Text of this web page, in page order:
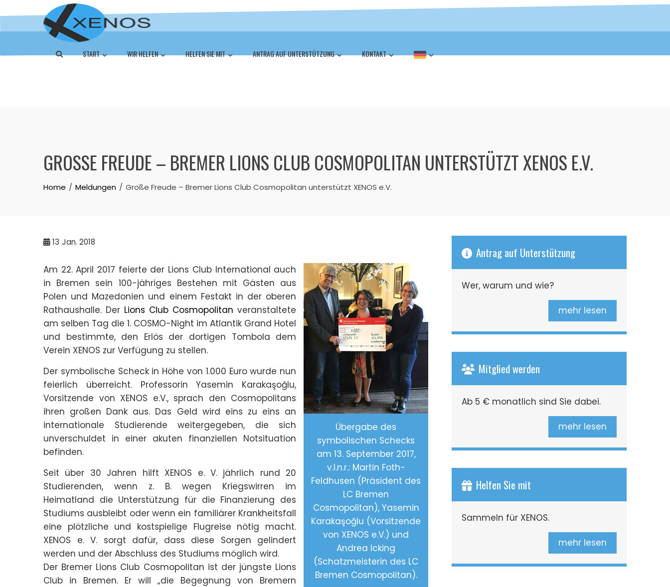
START WIR HELFEN HELFEN SIE MIT ANTRAG AUF UNTERSTÜTZUNG KONTAKT
GROSSE FREUDE – BREMER LIONS CLUB COSMOPOLITAN UNTERSTÜTZT XENOS E.V.
Home Meldungen Große Freude – Bremer Lions Club Cosmopolitan unterstützt XENOS e.V.
13 Jan. 2018
Übergabe des
symbolischen Schecks
am 13. September 2017,
v.l.n.r.: Martin Foth-
Feldhusen (Präsident des
LC Bremen
Cosmopolitan), Yasemin
Karakaşoğlu (Vorsitzende
von XENOS e.V.) und
Andrea Icking
(Schatzmeisterin des LC
Bremen Cosmopolitan).
Am 22. April 2017 feierte der Lions Club International auch
in Bremen sein 100-jähriges Bestehen mit Gästen aus
Polen und Mazedonien und einem Festakt in der oberen
Rathaushalle. Der Lions Club Cosmopolitan veranstaltete
am selben Tag die 1. COSMO-Night im Atlantik Grand Hotel
und bestimmte, den Erlös der dortigen Tombola dem
Verein XENOS zur Verfügung zu stellen.
Der symbolische Scheck in Höhe von 1.000 Euro wurde nun
feierlich überreicht. Professorin Yasemin Karakaşoğlu,
Vorsitzende von XENOS e.V., sprach den Cosmopolitans
ihren großen Dank aus. Das Geld wird eins zu eins an
internationale Studierende weitergegeben, die sich
unverschuldet in einer akuten finanziellen Notsituation
befinden.
Seit über 30 Jahren hilft XENOS e. V. jährlich rund 20
Studierenden, wenn z. B. wegen Kriegswirren im
Heimatland die Unterstützung für die Finanzierung des
Studiums ausbleibt oder wenn ein familiärer Krankheitsfall
eine plötzliche und kostspielige Flugreise nötig macht.
XENOS e. V. sorgt dafür, dass diese Sorgen gelindert
werden und der Abschluss des Studiums möglich wird.
Der Bremer Lions Club Cosmopolitan ist der jüngste Lions
Club in Bremen. Er will „die Begegnung von Bremern
Antrag auf Unterstützung
Wer, warum und wie?
mehr lesen
Mitglied werden
Ab 5 € monatlich sind Sie dabei.
mehr lesen
Helfen Sie mit
Sammeln für XENOS.
mehr lesen